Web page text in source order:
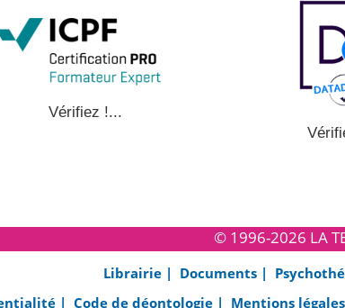
Vérifiez !...
© 1996-2026 LA
Librairie | Documents |
| Code de déontologie | Mentions